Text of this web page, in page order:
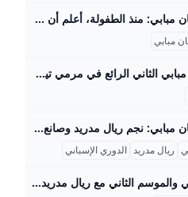
كيليان مبابي: منذ الطفولة، أعلم أن مصيري هو اللعب لريال مدريد كشف مهاجم المنتخب الفرنسي كيليان مبابي يوم الثلاثاء 16 يوليو أنه واثق جدا من أنه سيلعب يوما ما لريال مدريد حتى يبدأ في تعلم اللغة الإسبانية في المدرسة. You must confirm your age to access this page. No, I am under 18Yes, I am 18+
مبابي
هدف مبابي الثاني الرائع في مرمي تيرول مباراة ودية - بطولات مشاهدة هدف مبابي الثاني الرائع في مرمي تيرول مباراة ودية اليوم الثلاثاء 12-8-2025 تعليق عربي إخلاء مسئولية: هذا المحتوى لم يتم انشائه او استضافته بواسطة موقع بطولات وأي مسئولية قانونية تقع على عاتق الطرف الثالث اهداف ريال مدريد اليوم مباراة ريال مدريد اليوم ريال مدريد هدف رائع هدف مباراة ودية مبابي تيرول هدف مبابي ريال مدريد وتيرول مباراة ريال مدريد وتيرول مباراة ريال مدريد ووتيرول النمساوي اهداف ريال مدريد وتيرول فيديوهات متعلقةجاسر حبيب منذ 20 ساعة
كيليان مبابي: نجم ريال مدريد وصانع الإنجازات 2025 كيليان مبابي هو نجم كرة قدم فرنسي يُعتبر من بين أبرز المواهب في العالم الحديث، وُلد في 20 ديسمبر 1998 في منطقة بوندي بضاحية باريس. ينحدر مبابي من عائلة رياضية؛ والده من الكاميرون ويعمل مدرب كرة قدم، ووالدته جزائرية تحمل خلفية رياضية أيضًا. بدأت موهبته في كرة القدم بالظهور منذ طفولته في نادي بوندي، ثم انتقل إلى أكاديمية كليرفونتين الشهيرة التي أخرجت العديد من نجوم كرة القدم. في بداية مسيرته، لم يلعب مع أقرانه في سنه، بل كان يتدرب ويلعب مع الأكبر منه لاعبين مما ساعده على تطور مهاراته بشكل متسارع.
ريال مدريد الدوري الإسباني
مبابي والموسم الثاني مع ريال مدريد.. «الرقم 10» يحلم بالألقاب الكبرى سيكون الموسم الثاني للفرنسي كيليان مبابي مهاجم ريال مدريد في قلعة &#34;سانتياغو برنابيو&#34; مهماً للغاية للهداف الفرنسي. ديمة محمد الأحد 2025/8/10 02:43 م بتوقيت أبوظبي وبالتالي، فإن مبابي يريد التقدم خطوات جديدة في الموسم الثاني الذي سيمثل بداية عهد جديد بتواجد المدرب تشابي ألونسو الذي يأتي من أجل محو سلبيات الموسم الأخير للإيطالي كارلو أنشيلوتي. بعد موسم خرافي.. رافينيا ينافس نفسه في برشلونة ورغم الخسارة الثقيلة ضد باريس سان جيرمان برباعية نظيفة في نصف نهائي كأس العالم للأندية لكن جمهور ريال مدريد يدرك جيداً أن الفريق في طور التغيير وبحاجة للصبر.